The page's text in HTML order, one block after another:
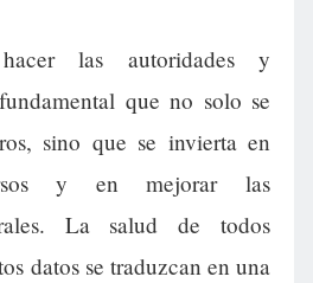
las autoridades y
que no solo se
sino que se invierta en
y en mejorar las
La salud de todos
datos se traduzcan en una